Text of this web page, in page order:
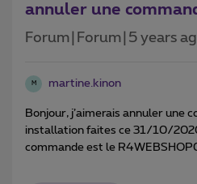
annuler une
Forum|Forum|5 years
M martine.kinon
Bonjour, j’aimerais annuler une
installation faites ce 31/10/
commande est le